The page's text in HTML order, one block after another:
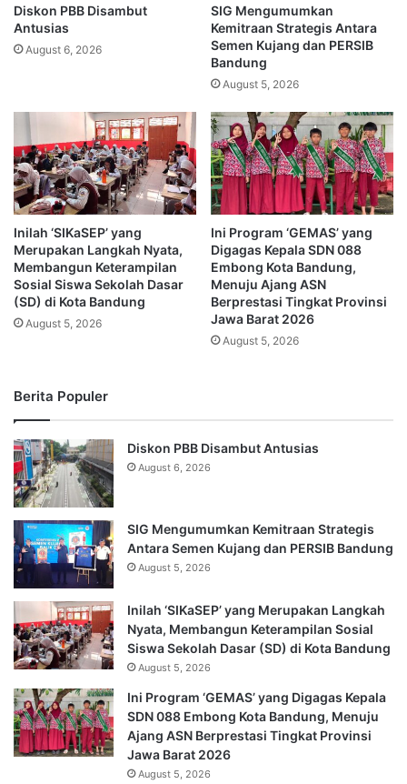
Diskon PBB Disambut
Antusias
August 6, 2026
SIG Mengumumkan
Kemitraan Strategis Antara
Semen Kujang dan PERSIB
Bandung
August 5, 2026
Inilah ‘SIKaSEP’ yang
Merupakan Langkah Nyata,
Membangun Keterampilan
Sosial Siswa Sekolah Dasar
(SD) di Kota Bandung
August 5, 2026
Ini Program ‘GEMAS’ yang
Digagas Kepala SDN 088
Embong Kota Bandung,
Menuju Ajang ASN
Berprestasi Tingkat Provinsi
Jawa Barat 2026
August 5, 2026
Berita Populer
Diskon PBB Disambut Antusias
August 6, 2026
SIG Mengumumkan Kemitraan Strategis
Antara Semen Kujang dan PERSIB Bandung
August 5, 2026
Inilah ‘SIKaSEP’ yang Merupakan Langkah
Nyata, Membangun Keterampilan Sosial
Siswa Sekolah Dasar (SD) di Kota Bandung
August 5, 2026
Ini Program ‘GEMAS’ yang Digagas Kepala
SDN 088 Embong Kota Bandung, Menuju
Ajang ASN Berprestasi Tingkat Provinsi
Jawa Barat 2026
August 5, 2026